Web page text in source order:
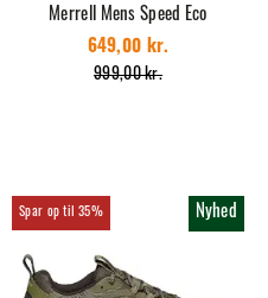
Merrell Mens Speed Eco
999,00 kr.
649,00 kr.
35% Nyhed